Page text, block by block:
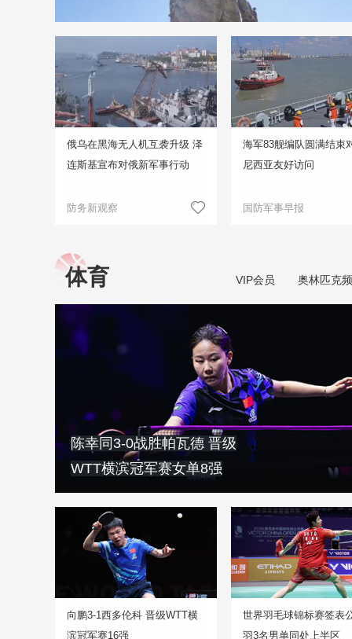
俄乌在黑海无人机互袭升级 泽
连斯基宣布对俄新军事行动
防务新观察
海军83舰编队圆满结束
尼西亚友好访问
国防军事早报
体育 VIP会员 奥林匹克
陈幸同3-0战胜帕瓦德 晋级
WTT横滨冠军赛女单8强
向鹏3-1西多伦科 晋级WTT横
滨冠军赛16强
世界羽毛球锦标赛签表
羽3名男单同处上半区